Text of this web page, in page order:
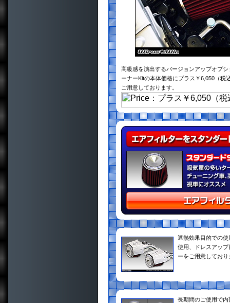
高級感を演出するバージョンアップオプ
ーナーKitの本体価格にプラス￥6,050（税
ご用意しております。
遮熱効果目的での
使用、ドレスアッ
ーをご用意しており
長期間のご使用で